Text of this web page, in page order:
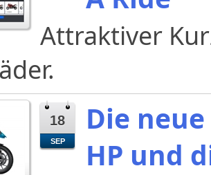
Attraktiver
18
SEP
Die neue
HP und